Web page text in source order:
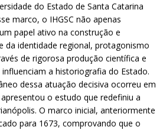
do Estado de Santa Catarina
marco, o IHGSC não apenas
papel ativo na construção e
da identidade regional, protagonismo
de rigorosa produção científica e
a historiografia do Estado.
dessa atuação decisiva ocorreu em
o estudo que redefiniu a
O marco inicial, anteriormente
para 1673, comprovando que o